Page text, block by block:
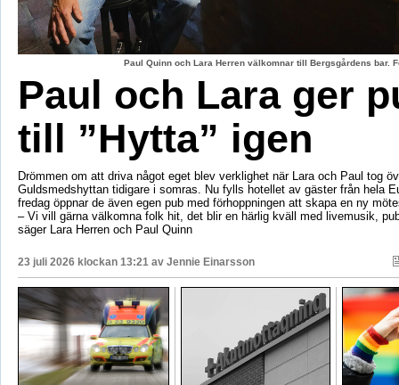
Paul Quinn och Lara Herren välkomnar till Bergsgårdens bar.
Paul och Lara ger
till ”Hytta” igen
Drömmen om att driva något eget blev verklighet när Lara och Paul tog
Guldsmedshyttan tidigare i somras. Nu fylls hotellet av gäster från hela
fredag öppnar de även egen pub med förhoppningen att skapa en ny
– Vi vill gärna välkomna folk hit, det blir en härlig kväll med livemusik,
säger Lara Herren och Paul Quinn
23 juli 2026 klockan 13:21 av Jennie Einarsson